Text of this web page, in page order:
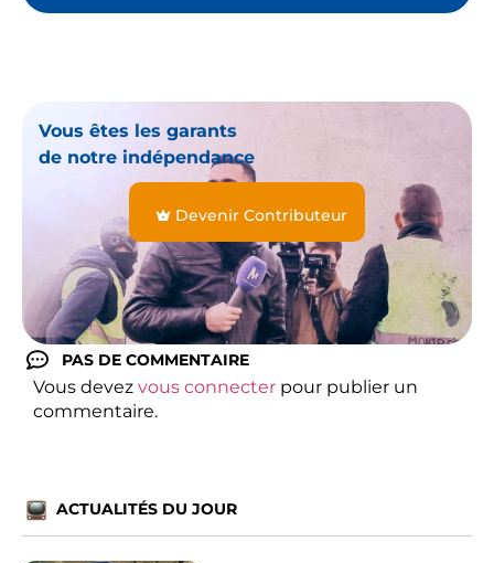
Vous êtes les garants
de notre indépendance
Devenir Contributeur
PAS DE COMMENTAIRE
Vous devez vous connecter pour publier un
commentaire.
ACTUALITÉS DU JOUR